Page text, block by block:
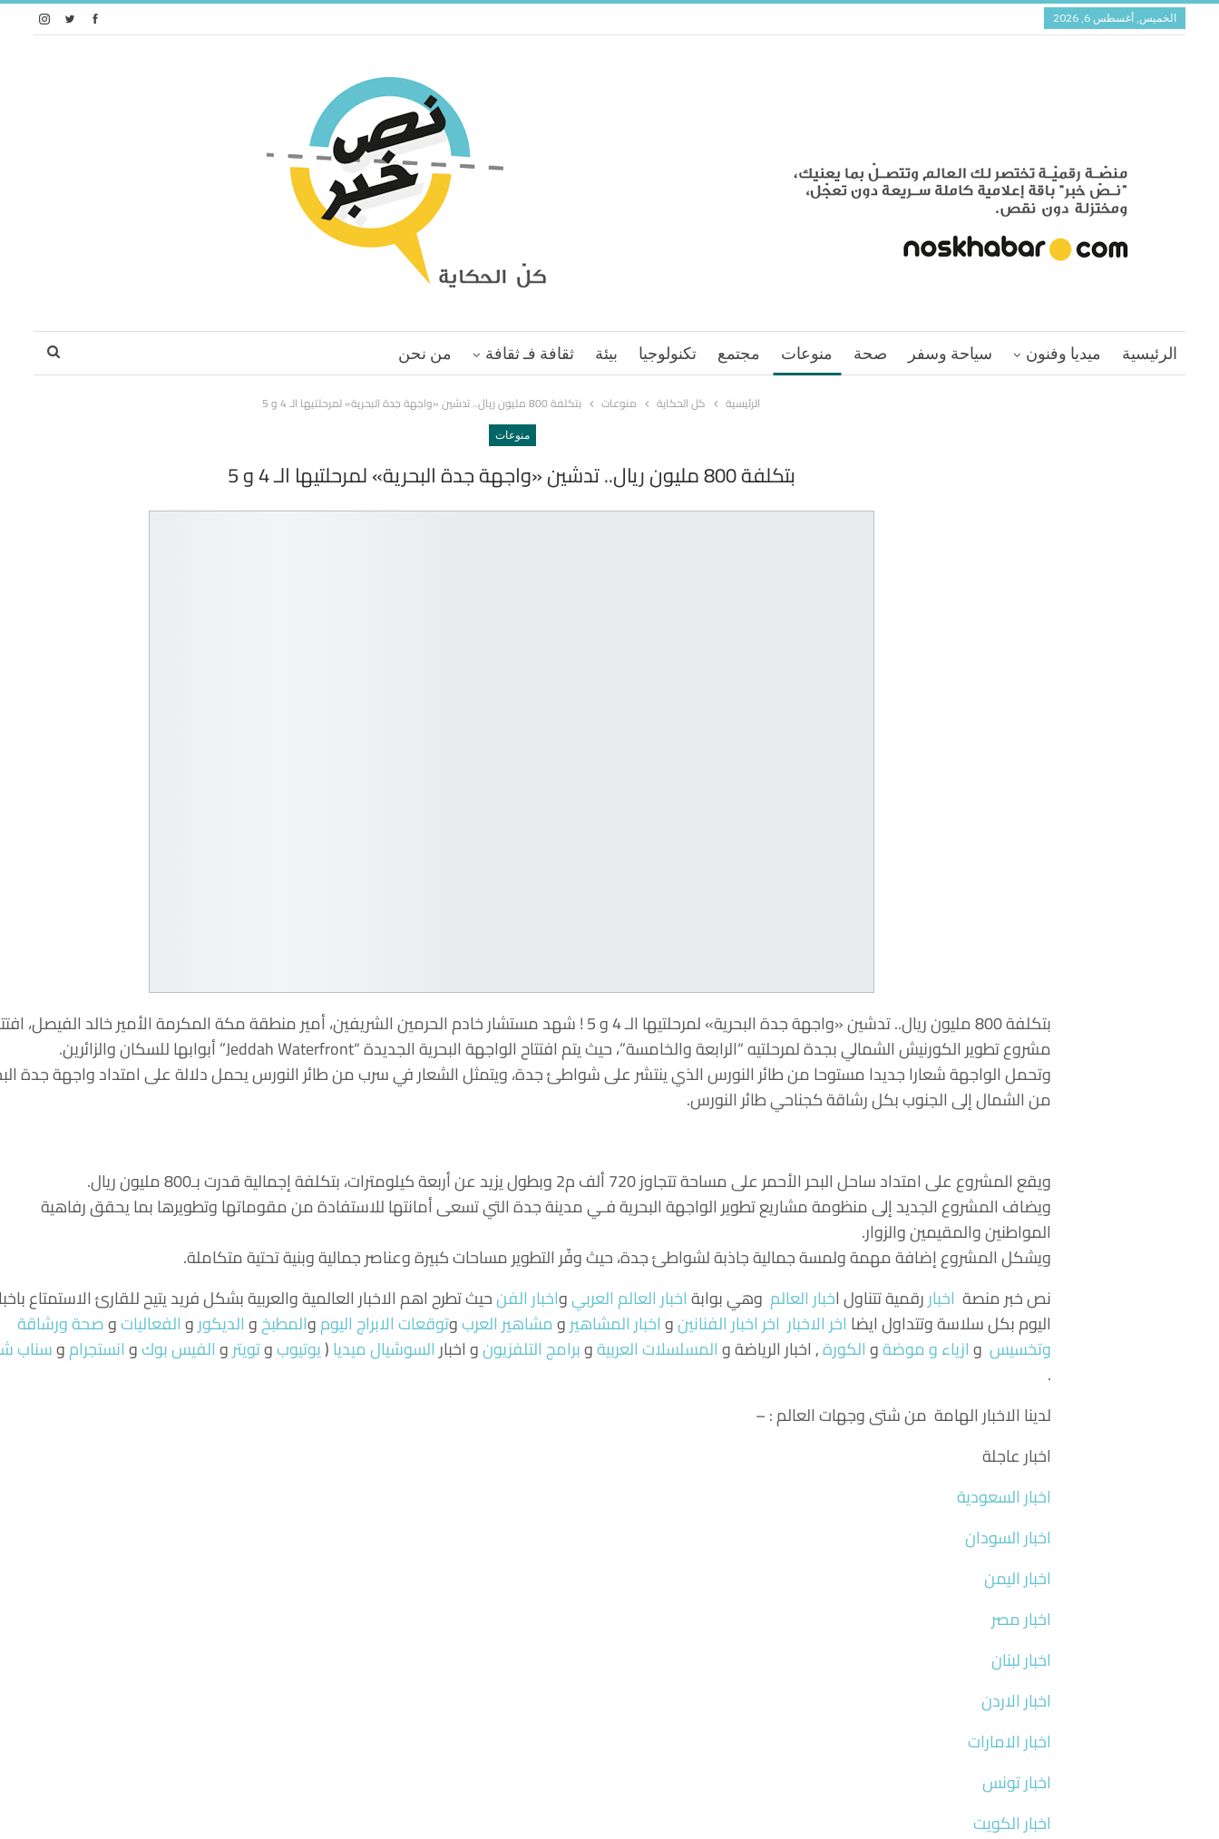
الخميس, أغسطس 6, 2026
الرئيسية ميديا وفنون سياحة وسفر صحة منوعات مجتمع تكنولوجيا بيئة ثقافة فـ ثقافة من نحن
الرئيسية كل الحكاية منوعات بتكلفة 800 مليون ريال.. تدشين «واجهة جدة البحرية» لمرحلتيها الـ 4 و 5
منوعات
بتكلفة 800 مليون ريال.. تدشين «واجهة جدة البحرية» لمرحلتيها الـ 4 و 5
بتكلفة 800 مليون ريال.. تدشين «واجهة جدة البحرية» لمرحلتيها الـ 4 و 5 ! شهد مستشار خادم الحرمين الشريفين، أمير منطقة مكة المكرمة الأمير خالد الفيصل،
مشروع تطوير الكورنيش الشمالي بجدة لمرحلتيه “الرابعة والخامسة”، حيث يتم افتتاح الواجهة البحرية الجديدة “Jeddah Waterfront” أبوابها للسكان والزائرين.
وتحمل الواجهة شعارا جديدا مستوحا من طائر النورس الذي ينتشر على شواطئ جدة، ويتمثل الشعار في سرب من طائر النورس يحمل دلالة على امتداد واجهة جدة
من الشمال إلى الجنوب بكل رشاقة كجناحي طائر النورس.
ويقع المشروع على امتداد ساحل البحر الأحمر على مساحة تتجاوز 720 ألف م2 وبطول يزيد عن أربعة كيلومترات، بتكلفة إجمالية قدرت بـ800 مليون ريال.
ويضاف المشروع الجديد إلى منظومة مشاريع تطوير الواجهة البحرية فـي مدينة جدة التي تسعى أمانتها للاستفادة من مقوماتها وتطويرها بما يحقق رفاهية
المواطنين والمقيمين والزوار.
ويشكل المشروع إضافة مهمة ولمسة جمالية جاذبة لشواطئ جدة، حيث وفّر التطوير مساحات كبيرة وعناصر جمالية وبنية تحتية متكاملة.
نص خبر منصة اخباررقمية تتناولاخبار العالم وهي بوابةاخبار العالم العربيواخبار الفنحيث تطرح اهم الاخبار العالمية والعربية بشكل فريد يتيح للقارئ الاستمتاع
اليوم بكل سلاسة وتتداول ايضا اخر الاخبار اخر اخبار الفنانينواخبار المشاهيرومشاهير العربوتوقعات الابراج اليوموالمطبخوالديكوروالفعالياتوصحة ورشاقة
وتخسيس وازياء و موضةوالكورة, اخبار الرياضة والمسلسلات العربيةوبرامج التلفزيونو اخبارالسوشيال ميديا(يوتيوبوتويتروالفيس بوكوانستجراموسناب
.
لدينا الاخبار الهامة من شتى وجهات العالم : –
اخبار عاجلة
اخبار السعودية
اخبار السودان
اخبار اليمن
اخبار مصر
اخبار لبنان
اخبار الاردن
اخبار الامارات
اخبار تونس
اخبار الكويت